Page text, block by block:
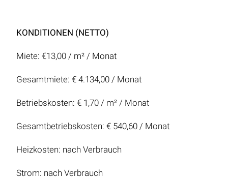
KONDITIONEN (NETTO)
Miete: €13,00 / m² / Monat
Gesamtmiete: € 4.134,00 / Monat
Betriebskosten: € 1,70 / m² / Monat
Gesamtbetriebskosten: € 540,60 / Monat
Heizkosten: nach Verbrauch
Strom: nach Verbrauch